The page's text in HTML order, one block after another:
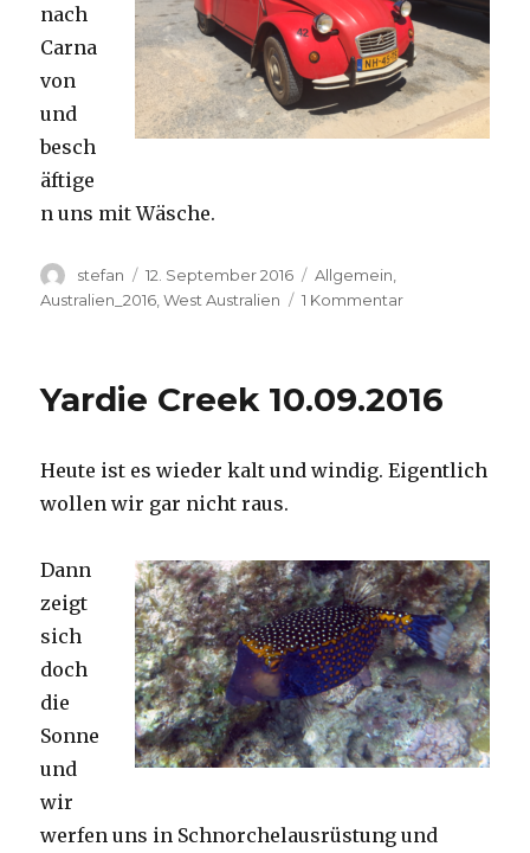
nach
Carna
von
und
besch
äftige
n uns mit Wäsche.
Autor
stefan
Veröffentlicht
am
12. September 2016 Kategorien
Allgemein
Australien_2016 ,West Australien 1 Kommentarzu
Yardie Creek 10.09.2016
Heute ist es wieder kalt und windig. Eigentlich
wollen wir gar nicht raus.
Dann
zeigt
sich
doch
die
Sonne
und
wir
werfen uns in Schnorchelausrüstung und